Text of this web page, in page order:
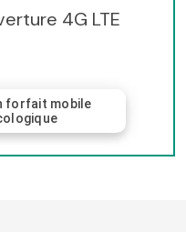
4G LTE
forfait mobile